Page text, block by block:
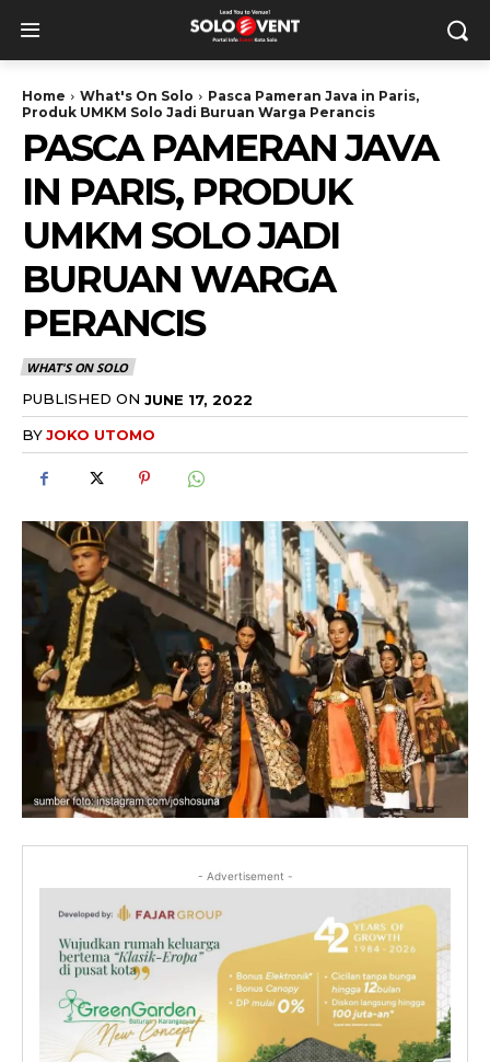
Home What's On Solo
Pasca Pameran Java in Paris,
Produk UMKM Solo Jadi Buruan Warga Perancis
PASCA PAMERAN JAVA
IN PARIS, PRODUK
UMKM SOLO JADI
BURUAN WARGA
PERANCIS
WHAT'S ON SOLO
PUBLISHED ON JUNE 17, 2022
BYJOKO UTOMO
- Advertisement -